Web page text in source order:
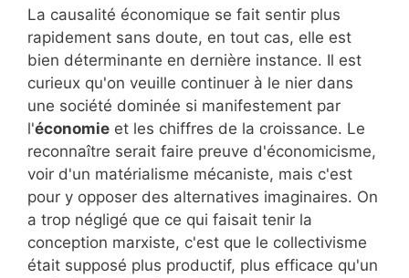
La causalité économique se fait sentir plus
rapidement sans doute, en tout cas, elle est
bien déterminante en dernière instance. Il est
curieux qu'on veuille continuer à le nier dans
une société dominée si manifestement par
l'économie et les chiffres de la croissance. Le
reconnaître serait faire preuve d'économicisme,
voir d'un matérialisme mécaniste, mais c'est
pour y opposer des alternatives imaginaires. On
a trop négligé que ce qui faisait tenir la
conception marxiste, c'est que le collectivisme
était supposé plus productif, plus efficace qu'un